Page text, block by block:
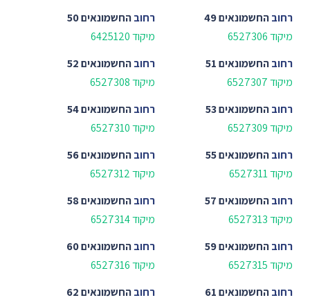
רחובהחשמונאים 49
מיקוד 6527306
רחובהחשמונאים 50
מיקוד 6425120
רחובהחשמונאים 51
מיקוד 6527307
רחובהחשמונאים 52
מיקוד 6527308
רחובהחשמונאים 53
מיקוד 6527309
רחובהחשמונאים 54
מיקוד 6527310
רחובהחשמונאים 55
מיקוד 6527311
רחובהחשמונאים 56
מיקוד 6527312
רחובהחשמונאים 57
מיקוד 6527313
רחובהחשמונאים 58
מיקוד 6527314
רחובהחשמונאים 59
מיקוד 6527315
רחובהחשמונאים 60
מיקוד 6527316
רחובהחשמונאים 61
רחובהחשמונאים 62